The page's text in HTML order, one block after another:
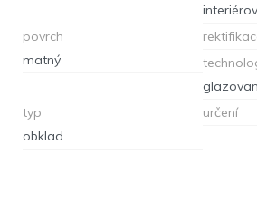
povrch
matný
typ
obklad
určení